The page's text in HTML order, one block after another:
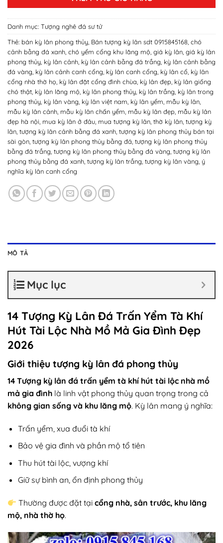
11,000,000₫.
Danh mục: Tượng nghê đá sư tử
Thẻ: bán kỳ lân phong thủy Bán tượng kỳ lân sdt 0915845168 chó
cảnh bằng đá xanh chó yểm cổng khu lăng mộ giá kỳ lân giá kỳ lân
phong thủy kỳ lân cảnh kỳ lân cảnh bằng đá trắng kỳ lân cảnh bằng
đá vàng kỳ lân cảnh canh cổng kỳ lân canh cổng kỳ lân cổ kỳ lân
cổng nhà thờ họ kỳ lân đặt cổng đình chùa kỳ lân đẹp kỳ lân giống
chó thật kỳ lân lăng mộ kỳ lân phong thủy kỳ lân trắng kỳ lân trong
phong thủy kỳ lân vàng kỳ lân việt nam kỳ lân yểm mẫu kỳ lân
mẫu kỳ lân cảnh mẫu kỳ lân chấn yểm mẫu kỳ lân đẹp mẫu kỳ lân
đẹp hà nội mua kỳ lân ở đâu mua tượng kỳ lân thờ kỳ lân tượng kỳ
lân tượng kỳ lân cảnh bằng đá xanh tượng kỳ lân phong thủy bán tại
sài gòn tượng kỳ lân phong thủy bằng đá tượng kỳ lân phong thủy
bằng đá trắng tượng kỳ lân phong thủy bằng đá vàng tượng kỳ lân
phong thủy bằng đá xanh tượng kỳ lân trắng tượng kỳ lân vàng ý
nghĩa kỳ lân canh cổng
MÔ TẢ
Mục lục
14 Tượng Kỳ Lân Đá Trấn Yểm Tà Khí
Hút Tài Lộc Nhà Mồ Mả Gia Đình Đẹp
2026
Giới thiệu tượng kỳ lân đá phong thủy
14 Tượng kỳ lân đá trấn yểm tà khí hút tài lộc nhà mồ
mả gia đình là linh vật phong thủy quan trọng trong cả
không gian sống và khu lăng mộ. Kỳ lân mang ý nghĩa:
Trấn yểm, xua đuổi tà khí
Bảo vệ gia đình và phần mộ tổ tiên
Thu hút tài lộc, vượng khí
Giữ sự bình an, ổn định phong thủy
Thường được đặt tạicổng nhà, sân trước, khu lăng
mộ, nhà thờ họ.